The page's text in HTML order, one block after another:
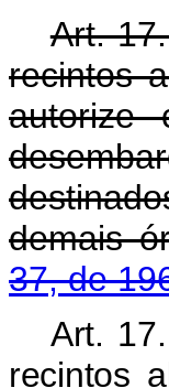
Art.
recintos
autorize
demais
37, de
Art.
recintos